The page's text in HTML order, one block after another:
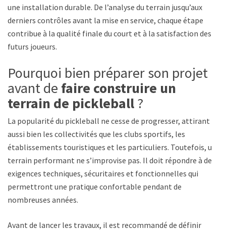
une installation durable. De l’analyse du terrain jusqu’aux
derniers contrôles avant la mise en service, chaque étape
contribue à la qualité finale du court et à la satisfaction des
futurs joueurs.
Pourquoi bien préparer son projet
avant de faire construire un
terrain de pickleball?
La popularité du pickleball ne cesse de progresser, attirant
aussi bien les collectivités que les clubs sportifs, les
établissements touristiques et les particuliers. Toutefois, un
terrain performant ne s’improvise pas. Il doit répondre à des
exigences techniques, sécuritaires et fonctionnelles qui
permettront une pratique confortable pendant de
nombreuses années.
Avant de lancer les travaux, il est recommandé de définir